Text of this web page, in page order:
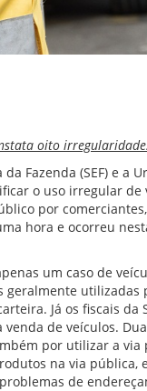
oito
Fazenda (SEF) e a
o uso irregular
por
hora e ocorreu
um caso de
utilizadas
Já os fiscais
de veículos.
por utilizar a
na via pública,
de